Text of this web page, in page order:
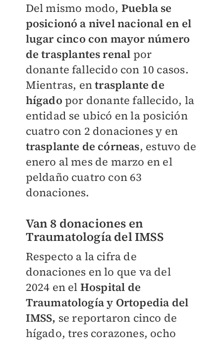
Del mismo modo, Puebla se
posicionó a nivel nacional en el
lugar cinco con mayor número
de trasplantes renal por
donante fallecido con 10 casos.
Mientras, entrasplante de
hígado por donante fallecido, la
entidad se ubicó en la posición
cuatro con 2 donaciones y en
trasplante de córneas, estuvo de
enero al mes de marzo en el
peldaño cuatro con 63
donaciones.
Van 8 donaciones en
Traumatología del IMSS
Respecto a la cifra de
donaciones en lo que va del
2024 en el Hospital de
Traumatología y Ortopedia del
IMSS, se reportaron cinco de
hígado, tres corazones, ocho